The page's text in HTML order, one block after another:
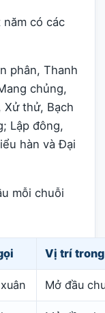
có các
phân, Thanh
chủng,
thử, Bạch
Lập đông,
hàn và Đại
mỗi chuỗi
Vị trí
Mở đầu